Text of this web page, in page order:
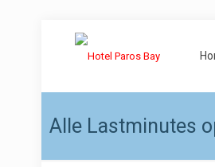
Alle Lastminutes